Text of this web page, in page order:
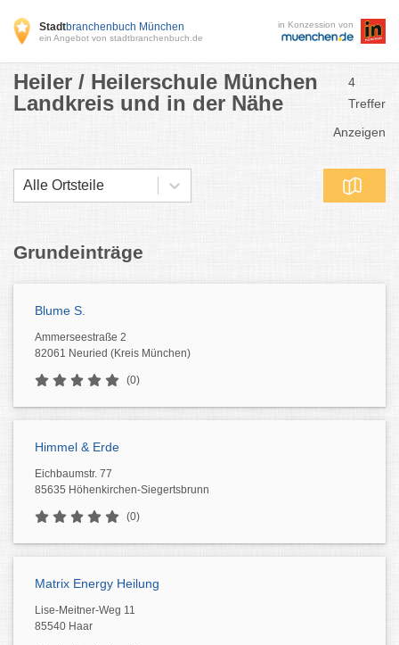
Stadtbranchenbuch München
ein Angebot von stadtbranchenbuch.de
in Konzession von
Heiler / Heilerschule München
Landkreis und in der Nähe
4
Treffer
Anzeigen
Alle Ortsteile
Grundeinträge
Blume S.
Ammerseestraße 2
82061 Neuried (Kreis München)
(0)
Himmel & Erde
Eichbaumstr. 77
85635 Höhenkirchen-Siegertsbrunn
(0)
Matrix Energy Heilung
Lise-Meitner-Weg 11
85540 Haar